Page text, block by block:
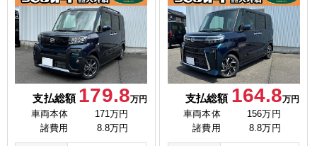
支払総額 179.8万円
車両本体
171万円
諸費用
8.8万円
支払総額 164.8万円
車両本体
156万円
諸費用
8.8万円